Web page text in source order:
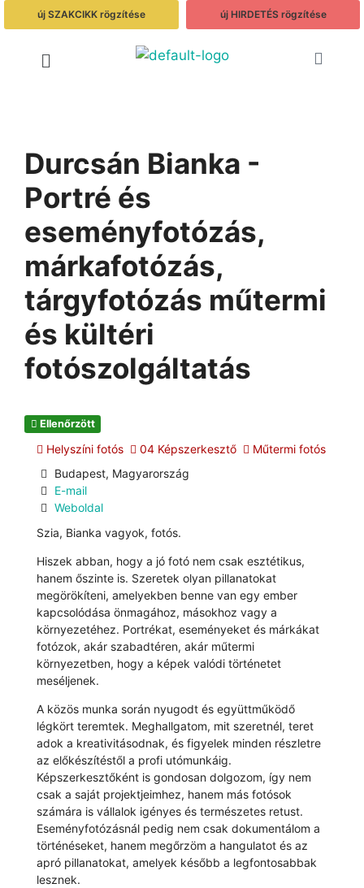
új SZAKCIKK rögzítése új HIRDETÉS rögzítése
Durcsán Bianka -
Portré és
eseményfotózás,
márkafotózás,
tárgyfotózás műtermi
és kültéri
fotószolgáltatás
Ellenőrzött
Helyszíni fotós 04 Képszerkesztő
Műtermi fotós
Budapest, Magyarország
E-mail
Weboldal
Szia, Bianka vagyok, fotós.
Hiszek abban, hogy a jó fotó nem csak esztétikus,
hanem őszinte is. Szeretek olyan pillanatokat
megörökíteni, amelyekben benne van egy ember
kapcsolódása önmagához, másokhoz vagy a
környezetéhez. Portrékat, eseményeket és márkákat
fotózok, akár szabadtéren, akár műtermi
környezetben, hogy a képek valódi történetet
meséljenek.
A közös munka során nyugodt és együttműködő
légkört teremtek. Meghallgatom, mit szeretnél, teret
adok a kreativitásodnak, és figyelek minden részletre
az előkészítéstől a profi utómunkáig.
Képszerkesztőként is gondosan dolgozom, így nem
csak a saját projektjeimhez, hanem más fotósok
számára is vállalok igényes és természetes retust.
Eseményfotózásnál pedig nem csak dokumentálom a
történéseket, hanem megőrzöm a hangulatot és az
apró pillanatokat, amelyek később a legfontosabbak
lesznek.